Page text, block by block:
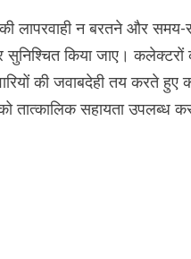
लापरवाही न बरतने और समय-
सुनिश्चित किया जाए। कलेक्टरों
की जवाबदेही तय करते हुए
तात्कालिक सहायता उपलब्ध